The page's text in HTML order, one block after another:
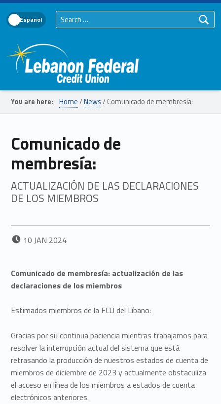
Language Toggle Search for:
You are here: Home/News/Comunicado de membresía:
Comunicado de
membresía:
ACTUALIZACIÓN DE LAS DECLARACIONES
DE LOS MIEMBROS
10 JAN 2024
Comunicado de membresía: actualización de las
declaraciones de los miembros
Estimados miembros de la FCU del Líbano:
Gracias por su continua paciencia mientras trabajamos para
resolver la interrupción actual del sistema que está
retrasando la producción de nuestros estados de cuenta de
miembros de diciembre de 2023 y actualmente obstaculiza
el acceso en línea de los miembros a estados de cuenta
electrónicos anteriores.